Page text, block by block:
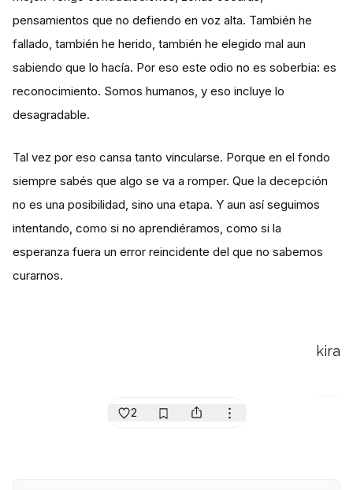
pensamientos que no defiendo en voz alta. También he
fallado, también he herido, también he elegido mal aun
sabiendo que lo hacía. Por eso este odio no es soberbia: es
reconocimiento. Somos humanos, y eso incluye lo
desagradable.
Tal vez por eso cansa tanto vincularse. Porque en el fondo
siempre sabés que algo se va a romper. Que la decepción
no es una posibilidad, sino una etapa. Y aun así seguimos
intentando, como si no aprendiéramos, como si la
esperanza fuera un error reincidente del que no sabemos
curarnos.
kira
2